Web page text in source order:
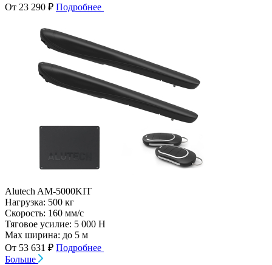
От 23 290 ₽ Подробнее
Alutech AM-5000KIT
Нагрузка: 500 кг
Скорость: 160 мм/с
Тяговое усилие: 5 000 Н
Max ширина: до 5 м
От 53 631 ₽ Подробнее
Больше